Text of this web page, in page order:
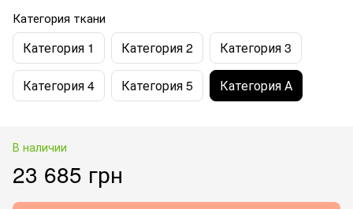
Категория ткани
Категория 1 Категория 2 Категория 3
Категория 4 Категория 5 Категория А
В наличии
23 685 грн